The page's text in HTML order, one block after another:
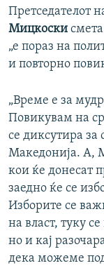
Мицкоски
„е пораз на
и повторно
„Време е за
Повикувам на
се диксутира за
Македонија. А,
кои ќе донесат
заедно ќе се
Изборите се
на власт, туку
но и кај
дека можеме